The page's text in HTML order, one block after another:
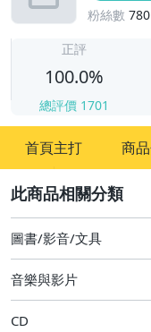
粉絲數 780
正評
100.0%
總評價 1701
首頁主打 商
其它
圖書/影音/文具
音樂與影片
CD